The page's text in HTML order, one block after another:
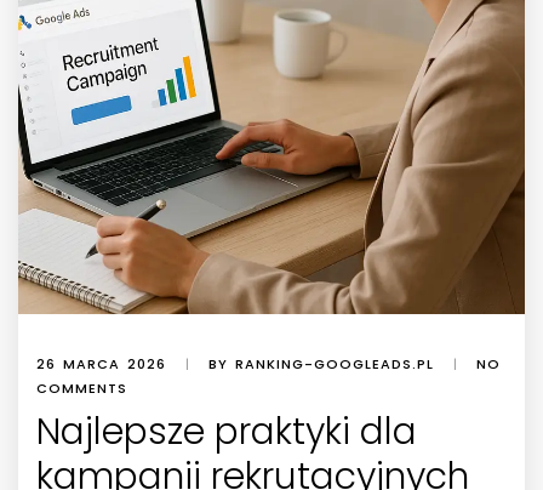
26 MARCA 2026 | BY RANKING-GOOGLEADS.PL |
NO
COMMENTS
Najlepsze praktyki dla
kampanii rekrutacyjnych